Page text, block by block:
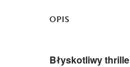
OPIS
Błyskotliwy